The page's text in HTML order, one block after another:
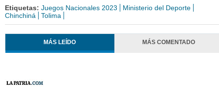
Etiquetas: Juegos Nacionales 2023
Ministerio del Deporte
Chinchiná
Tolima
MÁS LEÍDO MÁS COMENTADO